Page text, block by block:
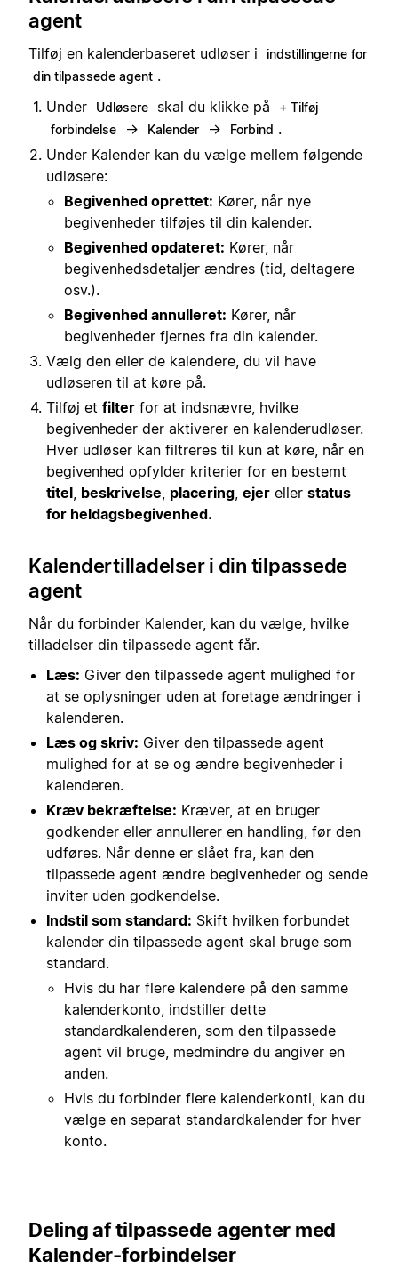
agent
Tilføj en kalenderbaseret udløser i
indstillingerne for
din tilpassede agent .
Under
Udløsere skal du klikke på
+ Tilføj
forbindelse
→ Kalender → Forbind .
Under Kalender kan du vælge mellem følgende
udløsere:
Begivenhed oprettet: Kører, når nye
begivenheder tilføjes til din kalender.
Begivenhed opdateret: Kører, når
begivenhedsdetaljer ændres (tid, deltagere
osv.).
Begivenhed annulleret: Kører, når
begivenheder fjernes fra din kalender.
Vælg den eller de kalendere, du vil have
udløseren til at køre på.
Tilføj et filter for at indsnævre, hvilke
begivenheder der aktiverer en kalenderudløser.
Hver udløser kan filtreres til kun at køre, når en
begivenhed opfylder kriterier for en bestemt
titel, beskrivelse, placering, ejer eller status
for heldagsbegivenhed.
Kalendertilladelser i din tilpassede
agent
Når du forbinder Kalender, kan du vælge, hvilke
tilladelser din tilpassede agent får.
Læs: Giver den tilpassede agent mulighed for
at se oplysninger uden at foretage ændringer i
kalenderen.
Læs og skriv: Giver den tilpassede agent
mulighed for at se og ændre begivenheder i
kalenderen.
Kræv bekræftelse: Kræver, at en bruger
godkender eller annullerer en handling, før den
udføres. Når denne er slået fra, kan den
tilpassede agent ændre begivenheder og sende
inviter uden godkendelse.
Indstil som standard: Skift hvilken forbundet
kalender din tilpassede agent skal bruge som
standard.
Hvis du har flere kalendere på den samme
kalenderkonto, indstiller dette
standardkalenderen, som den tilpassede
agent vil bruge, medmindre du angiver en
anden.
Hvis du forbinder flere kalenderkonti, kan du
vælge en separat standardkalender for hver
konto.
Deling af tilpassede agenter med
Kalender-forbindelser